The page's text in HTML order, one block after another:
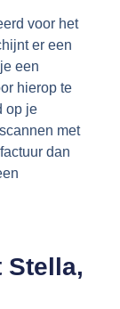
voor het
er een
een
hierop te
op je
met
dan
Stella,